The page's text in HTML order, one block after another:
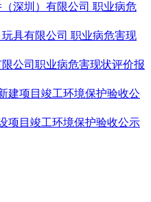
深圳）有限公司 职业病危
具有限公司 职业病危害现
公司职业病危害现状评价报
建项目竣工环境保护验收公
项目竣工环境保护验收公示